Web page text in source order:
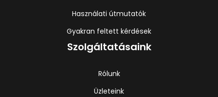
Használati útmutatók
Gyakran feltett kérdések
Szolgáltatásaink
Rólunk
Üzleteink